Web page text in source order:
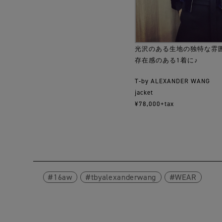
光沢のある生地の独特な雰
存在感のある1着に♪
T-by ALEXANDER WANG
jacket
¥78,000+tax
16aw tbyalexanderwang WEAR